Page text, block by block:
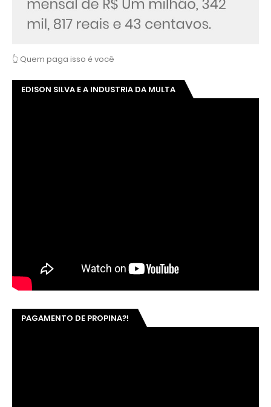
👆 Quem paga isso é você
EDISON SILVA E A INDUSTRIA DA MULTA
PAGAMENTO DE PROPINA?!